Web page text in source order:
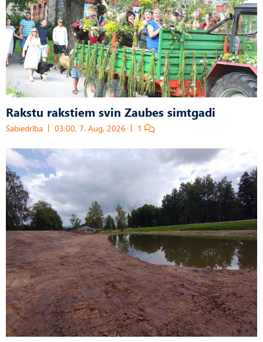
Rakstu rakstiem svin Zaubes simtgadi
Sabiedrība 03:00, 7. Aug, 2026 1